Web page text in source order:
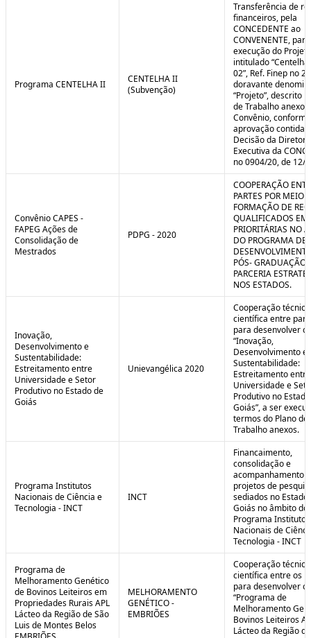
Programa CENTELHA II
CENTELHA II
(Subvenção)
Transferência de
financeiros, pela
CONCEDENTE ao
CONVENENTE,
execução do Projeto
intitulado
02”, Ref. Finep no
doravante
“Projeto”, descrito
de Trabalho anexo
Convênio, conforme
aprovação contida
Decisão da
Executiva da
no 0904/20, de 12/
Convênio CAPES -
FAPEG Ações de
Consolidação de
Mestrados
PDPG - 2020
COOPERAÇÃO
PARTES POR MEIO
FORMAÇÃO DE
QUALIFICADOS EM
PRIORITÁRIAS NO
DO PROGRAMA DE
PÓS- GRADUAÇÃO
PARCERIA
NOS ESTADOS.
Inovação,
Desenvolvimento e
Sustentabilidade:
Estreitamento entre
Universidade e Setor
Produtivo no Estado de
Goiás
Unievangélica 2020
Cooperação
científica entre
para desenvolver o
“Inovação,
Desenvolvimento e
Sustentabilidade:
Estreitamento entre
Universidade e
Produtivo no
Goiás”, a ser
termos do Plano de
Trabalho anexos.
Programa Institutos
Nacionais de Ciência e
Tecnologia - INCT
INCT
Financaimento,
consolidação e
acompanhamento
projetos de
sediados no Estado
Goiás no âmbito do
Programa Institutos
Nacionais de
Tecnologia - INCT
Programa de
Melhoramento Genético
de Bovinos Leiteiros em
Propriedades Rurais APL
Lácteo da Região de São
Luis de Montes Belos
MELHORAMENTO
GENÉTICO -
EMBRIÕES
Cooperação
científica entre os
para desenvolver o
“Programa de
Melhoramento
Bovinos Leiteiros
Lácteo da Região